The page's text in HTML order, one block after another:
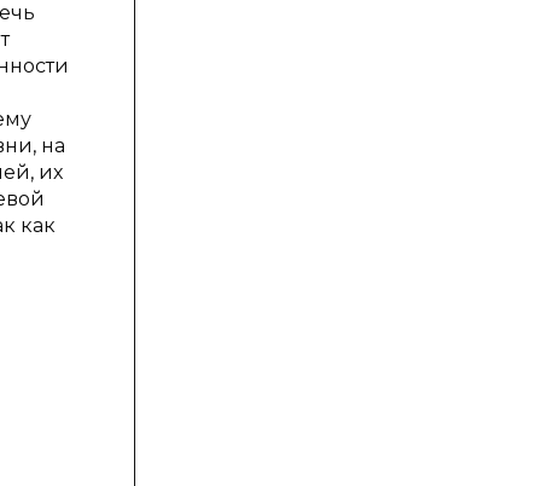
на
их
как